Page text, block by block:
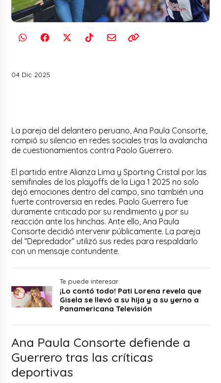
04 Dic 2025
La pareja del delantero peruano, Ana Paula Consorte,
rompió su silencio en redes sociales tras la avalancha
de cuestionamientos contra Paolo Guerrero.
El partido entre Alianza Lima y Sporting Cristal por las
semifinales de los playoffs de la Liga 1 2025 no solo
dejó emociones dentro del campo, sino también una
fuerte controversia en redes. Paolo Guerrero fue
duramente criticado por su rendimiento y por su
reacción ante los hinchas. Ante ello, Ana Paula
Consorte decidió intervenir públicamente. La pareja
del “Depredador” utilizó sus redes para respaldarlo
con un mensaje contundente.
Te puede interesar
¡Lo contó todo! Pati Lorena revela que
Gisela se llevó a su hija y a su yerno a
Panamericana Televisión
Ana Paula Consorte defiende a
Guerrero tras las críticas
deportivas